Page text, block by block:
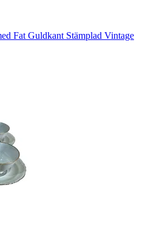
Fat Guldkant Stämplad Vintage